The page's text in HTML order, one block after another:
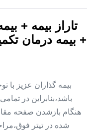
تاراز بیمه +
+ بیمه درمان
بیمه گذاران عزیز با
باشد،بنابراین در
هنگام بازشدن صفحه
شده در تیتر